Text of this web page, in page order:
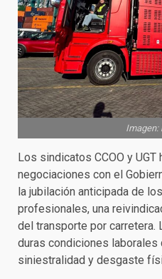
Imagen:
Los sindicatos CCOO y UGT
negociaciones con el
la jubilación anticipada de
profesionales, una
del transporte por carretera.
duras condiciones laborales
siniestralidad y desgaste